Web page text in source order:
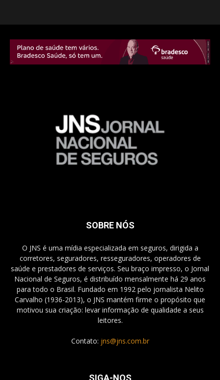
SOBRE NÓS
O JNS é uma mídia especializada em seguros, dirigida a
corretores, seguradores, resseguradores, operadores de
saúde e prestadores de serviços. Seu braço impresso, o Jornal
Nacional de Seguros, é distribuído mensalmente há 29 anos
para todo o Brasil. Fundado em 1992 pelo jornalista Nelito
Carvalho (1936-2013), o JNS mantém firme o propósito que
motivou sua criação: levar informação de qualidade a seus
leitores.
Contato: jns@jns.com.br
SIGA-NOS